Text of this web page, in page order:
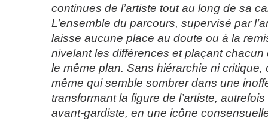
continues de l’artiste tout au long de sa
L’ensemble du parcours, supervisé par
laisse aucune place au doute ou à la
nivelant les différences et plaçant chacun
le même plan. Sans hiérarchie ni critique,
même qui semble sombrer dans une
transformant la figure de l’artiste,
avant-gardiste, en une icône